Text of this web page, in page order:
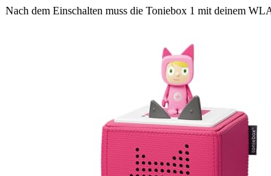
Nach dem Einschalten muss die Toniebox 1 mit deinem